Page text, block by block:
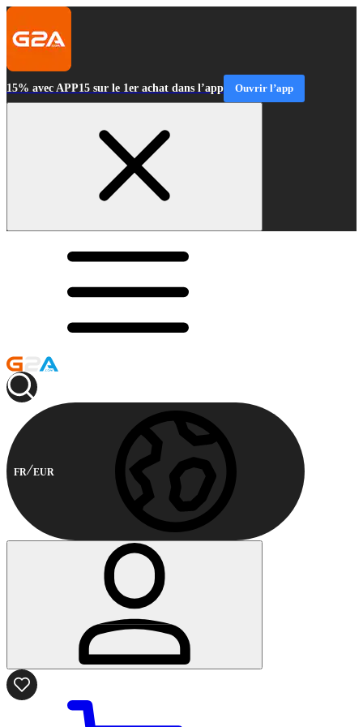
15% avec APP15 sur le 1er achat dans l’app Ouvrir l’app
FR EUR